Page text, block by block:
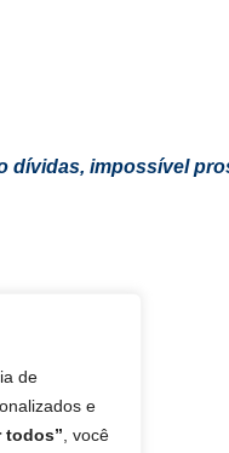
de
e
todos” , você
dívidas, impossível